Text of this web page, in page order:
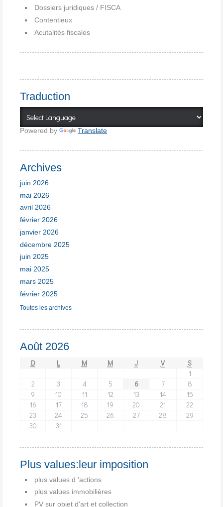
Dossiers juridiques / FISCA
Contentieux
Acutalités fiscales
Traduction
Powered by Translate
Archives
juin 2026
mai 2026
avril 2026
février 2026
janvier 2026
décembre 2025
juin 2025
mai 2025
mars 2025
février 2025
Toutes les archives
Août 2026
D L M M J V
S
1
2
3 4 5 6 7
8
9
10 11 12 13 14
15
16
17 18 19 20 21
22
23
24 25 26 27 28
29
30
31
Plus values:leur imposition
plus values d 'actions
plus values immobilières
PV sur objet d'art et collection